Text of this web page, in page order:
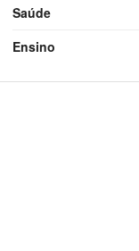
Saúde
Ensino